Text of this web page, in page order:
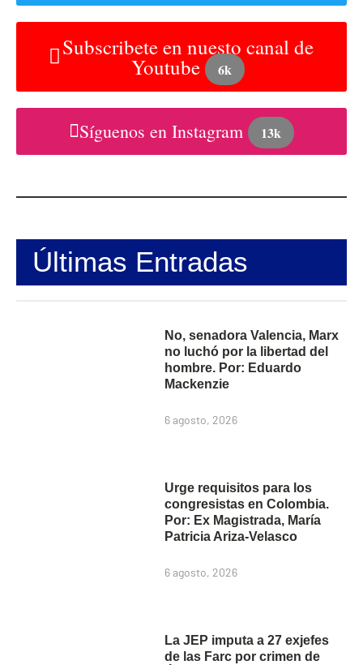
Subscribete en nuesto canal de
Youtube 6k
Síguenos en Instagram 13k
Últimas Entradas
No, senadora Valencia, Marx
no luchó por la libertad del
hombre. Por: Eduardo
Mackenzie
6 agosto, 2026
Urge requisitos para los
congresistas en Colombia.
Por: Ex Magistrada, María
Patricia Ariza-Velasco
6 agosto, 2026
La JEP imputa a 27 exjefes
de las Farc por crimen de